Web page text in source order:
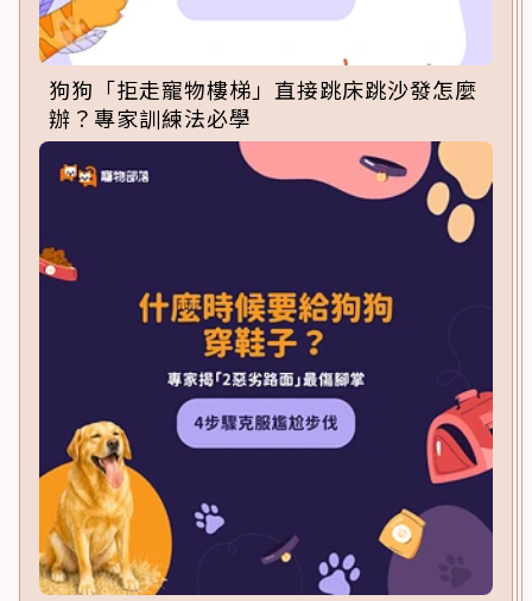
狗狗「拒走寵物樓梯」直接跳床跳沙發怎麼
辦？專家訓練法必學